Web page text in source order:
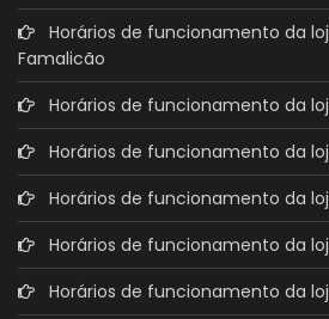
Horários de funcionamento da
Famalicão
Horários de funcionamento da
Horários de funcionamento da
Horários de funcionamento da
Horários de funcionamento da
Horários de funcionamento da